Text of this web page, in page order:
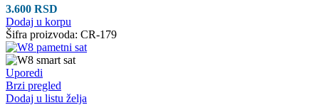
3.600 RSD
Dodaj u korpu
Šifra proizvoda: CR-179
Uporedi
Brzi pregled
Dodaj u listu želja